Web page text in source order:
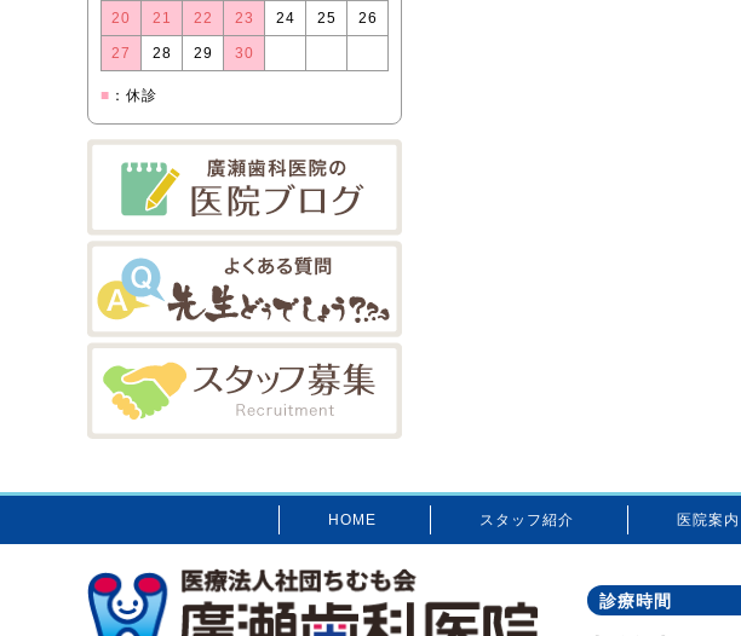
20 21 22 23 24 25 26
27 28 29 30
■ ：休診
HOME スタッフ紹介 医院案内
診療時間